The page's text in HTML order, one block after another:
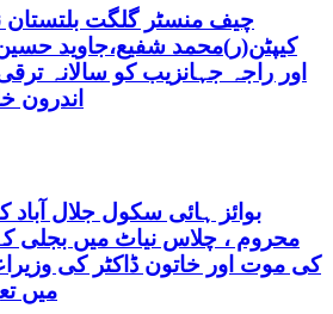
چیف منسٹر گلگت بلتستان
کیپٹن(ر)محمد شفیع،جاوید
اور راجہ جہانزیب کو سالانہ
اندرون
بوائز ہائی سکول جلال
محروم ، چلاس نیاٹ میں بجلی
کی موت اور خاتون ڈاکٹر کی
میں